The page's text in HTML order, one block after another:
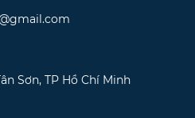
Sơn, TP Hồ Chí Minh